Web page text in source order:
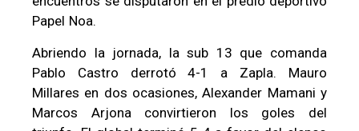
Papel Noa.
Abriendo la jornada, la sub 13 que comanda
Pablo Castro derrotó 4-1 a Zapla. Mauro
Millares en dos ocasiones, Alexander Mamani y
Marcos Arjona convirtieron los goles del